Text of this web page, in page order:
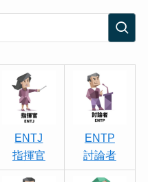
ENTJ
指揮官
ENTP
討論者